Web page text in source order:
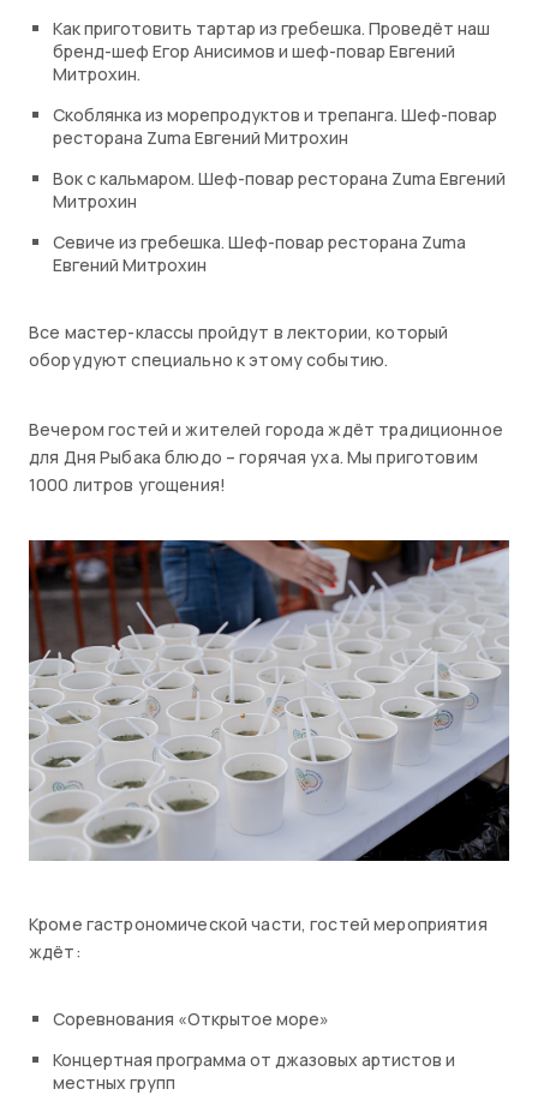
Как приготовить тартар из гребешка. Проведёт наш
бренд-шеф Егор Анисимов и шеф-повар Евгений
Митрохин.
Скоблянка из морепродуктов и трепанга. Шеф-повар
ресторана Zuma Евгений Митрохин
Вок с кальмаром. Шеф-повар ресторана Zuma Евгений
Митрохин
Севиче из гребешка. Шеф-повар ресторана Zuma
Евгений Митрохин
Все мастер-классы пройдут в лектории, который
оборудуют специально к этому событию.
Вечером гостей и жителей города ждёт традиционное
для Дня Рыбака блюдо – горячая уха. Мы приготовим
1000 литров угощения!
Кроме гастрономической части, гостей мероприятия
ждёт:
Соревнования «Открытое море»
Концертная программа от джазовых артистов и
местных групп